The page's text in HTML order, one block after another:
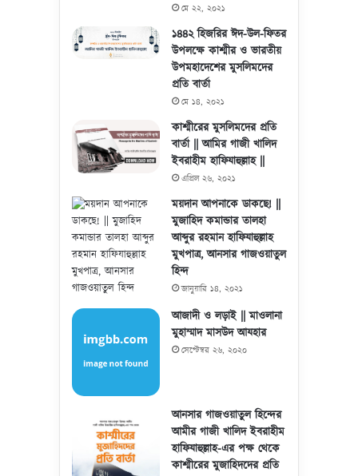
মে ২২, ২০২১
১৪৪২ হিজরির ঈদ-উল-ফিতর
উপলক্ষে কাশ্মীর ও ভারতীয়
উপমহাদেশের মুসলিমদের
প্রতি বার্তা
মে ১৪, ২০২১
কাশ্মীরের মুসলিমদের প্রতি
বার্তা || আমির গাজী খালিদ
ইবরাহীম হাফিযাহুল্লাহ ||
এপ্রিল ২৬, ২০২১
ময়দান আপনাকে ডাকছে! ||
মুজাহিদ কমান্ডার তালহা
আব্দুর রহমান হাফিযাহুল্লাহ
মুখপাত্র, আনসার গাজওয়াতুল
হিন্দ
জানুয়ারি ১৪, ২০২১
আজাদী ও লড়াই || মাওলানা
মুহাম্মাদ মাসউদ আযহার
সেপ্টেম্বর ২৬, ২০২০
আনসার গাজওয়াতুল হিন্দের
আমীর গাজী খালিদ ইবরাহীম
হাফিযাহুল্লাহ-এর পক্ষ থেকে
কাশ্মীরের মুজাহিদদের প্রতি